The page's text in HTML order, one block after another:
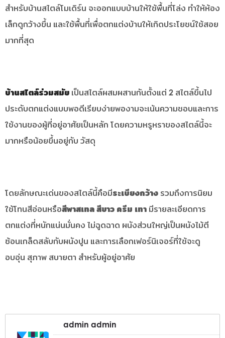
สำหรับบ้านสไตล์โมเดิร์น จะออกแบบบ้านให้ใช้พื้นที่โล่ง ทำให้ห้อง
เล็กดูกว้างขึ้น และใช้พื้นที่เพื่อตกแต่งบ้านให้เกิดประโยชน์ใช้สอย
มากที่สุด
บ้านสไตล์ร่วมสมัย เป็นสไตล์ผสมผสานกันตั้งแต่ 2 สไตล์ขึ้นไป
ประดับตกแต่งแบบพอดีเรียบง่ายพองามจะเน้นความชอบและการ
ใช้งานของผู้ที่อยู่อาศัยเป็นหลัก โดยความหรูหราของสไตล์นี้จะ
มากหรือน้อยขึ้นอยู่กับ วัสดุ
โดยลักษณะเด่นของสไตล์นี้คือมีระเบียงกว้าง รวมถึงการนิยม
ใช้โทนสีอ่อนหรือสีพาสเทล สีขาว ครีม เทา มีรายละเอียดการ
ตกแต่งที่หนักแน่นมั่นคง ไม่ฉูดฉาด ผนังส่วนใหญ่เป็นผนังไม้ตี
ซ้อนเกล็ดสลับกับผนังปูน และการเลือกเฟอร์นิเจอร์ที่ใช้จะดู
อบอุ่น สุภาพ สบายตา สำหรับผู้อยู่อาศัย
admin admin